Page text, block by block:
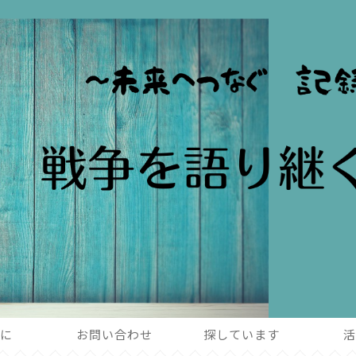
お問い合わせ 探しています